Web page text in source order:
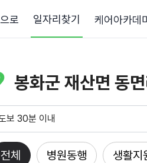
로 일자리찾기 케어아카데미
봉화군 재산면 동면
보 30분 이내
전체 병원동행 생활지